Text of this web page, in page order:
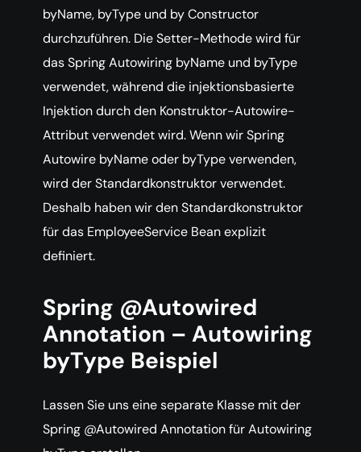
byName, byType und by Constructor
durchzuführen. Die Setter-Methode wird für
das Spring Autowiring byName und byType
verwendet, während die injektionsbasierte
Injektion durch den Konstruktor-Autowire-
Attribut verwendet wird. Wenn wir Spring
Autowire byName oder byType verwenden,
wird der Standardkonstruktor verwendet.
Deshalb haben wir den Standardkonstruktor
für das EmployeeService Bean explizit
definiert.
Spring @Autowired
Annotation – Autowiring
byType Beispiel
Lassen Sie uns eine separate Klasse mit der
Spring @Autowired Annotation für Autowiring